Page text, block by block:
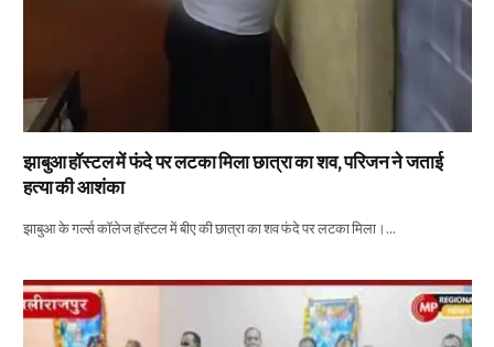
झाबुआ हॉस्टल में फंदे पर लटका मिला छात्रा का शव, परिजन ने जताई
हत्या की आशंका
झाबुआ के गर्ल्स कॉलेज हॉस्टल में बीए की छात्रा का शव फंदे पर लटका मिला।…